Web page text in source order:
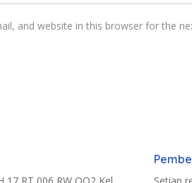
and website in this browser for the